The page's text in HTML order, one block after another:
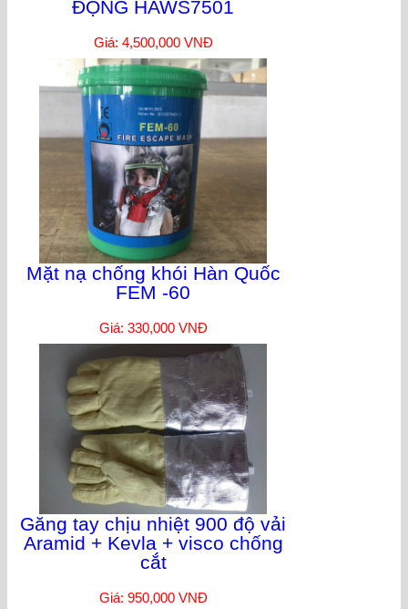
ĐỘNG HAWS7501
Giá: 4,500,000 VNĐ
Mặt nạ chống khói Hàn Quốc
FEM -60
Giá: 330,000 VNĐ
Găng tay chịu nhiệt 900 độ vải
Aramid + Kevla + visco chống
cắt
Giá: 950,000 VNĐ